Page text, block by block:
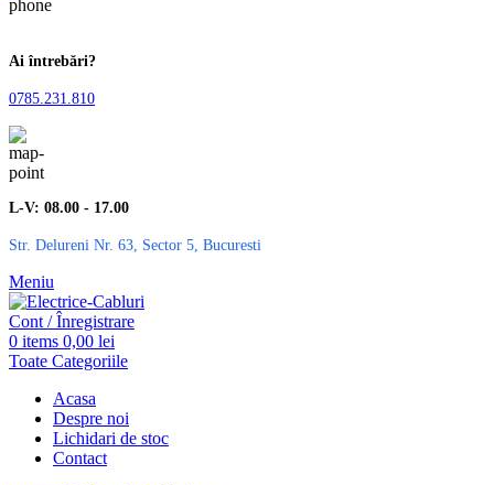
Ai întrebări?
0785.231.810
L-V: 08.00 - 17.00
Str. Delureni Nr. 63, Sector 5, Bucuresti
Meniu
Cont / Înregistrare
0 items 0,00 lei
Toate Categoriile
Acasa
Despre noi
Lichidari de stoc
Contact